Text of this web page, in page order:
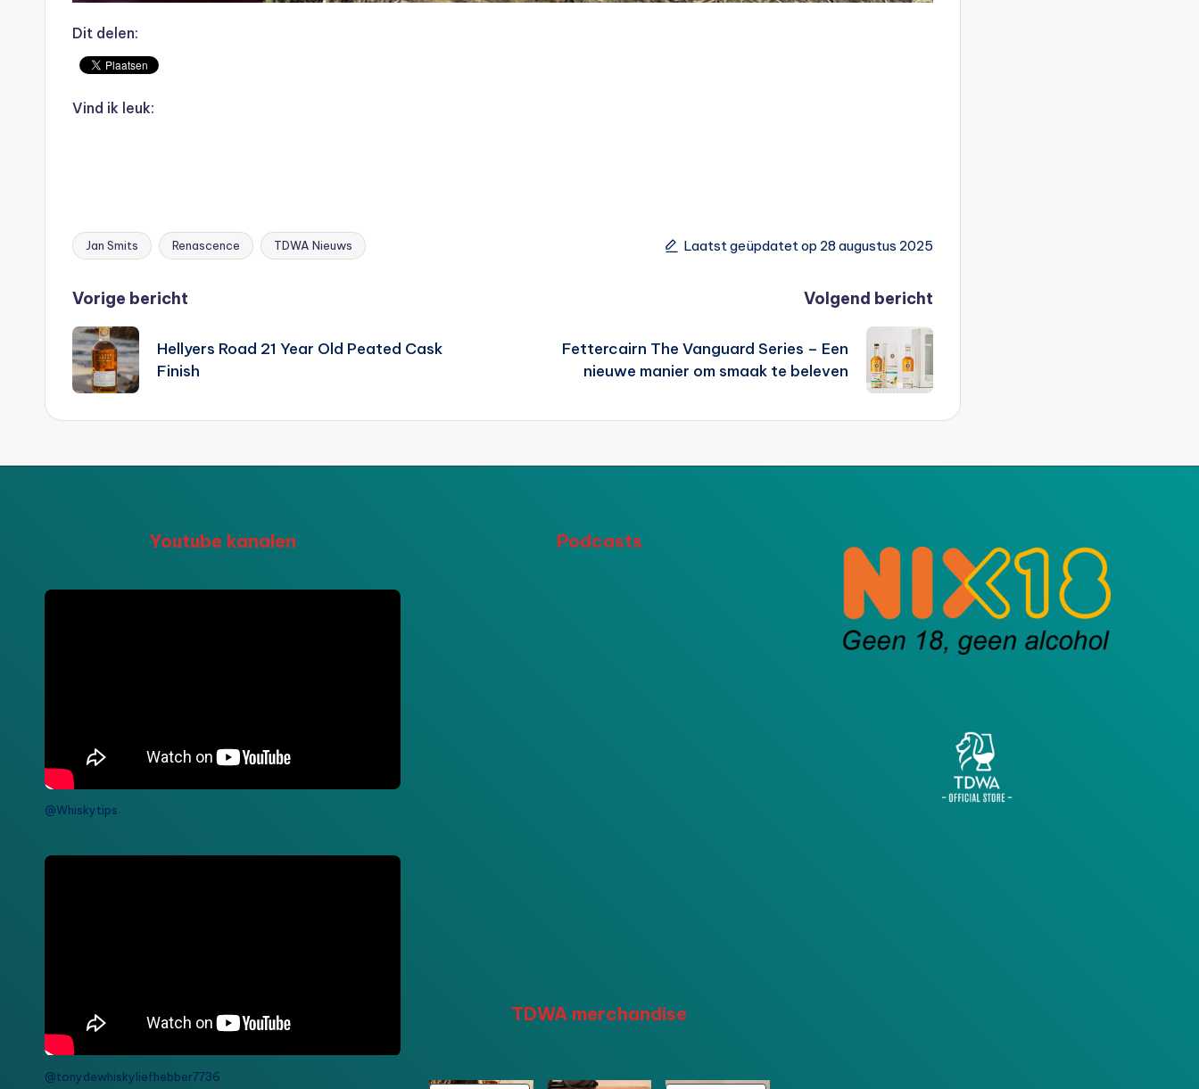
Dit delen:
Vind ik leuk:
Tags:
Jan Smits Renascence TDWA Nieuws Laatst geüpdatet op 28 augustus 2025
Bericht
navigatie
Vorige bericht
Hellyers Road 21 Year Old Peated Cask
Finish
Volgend bericht
Fettercairn The Vanguard Series – Een
nieuwe manier om smaak te beleven
Youtube kanalen
@Whiskytips
@tonydewhiskyliefhebber7736
Podcasts
TDWA merchandise